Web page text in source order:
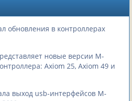
обновления в контроллерах
новые версии M-
Axiom 25, Axiom 49 и
выход usb-интерфейсов M-